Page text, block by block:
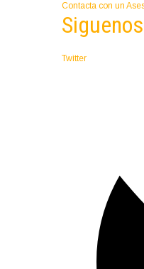
Contacta con un
Siguenos
Twitter